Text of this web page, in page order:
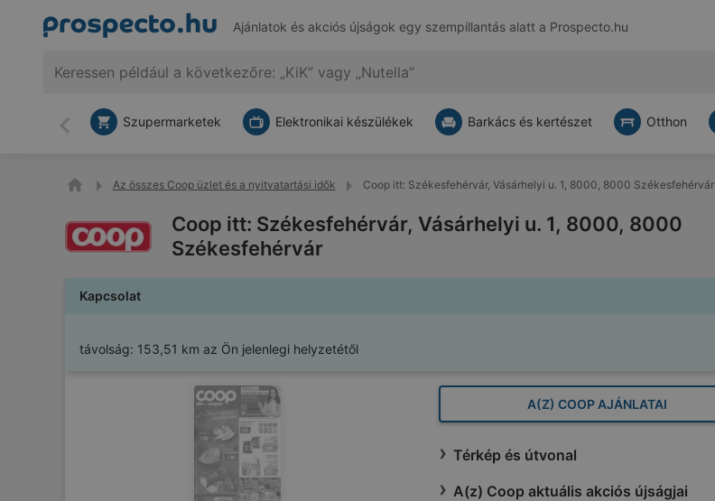
Ajánlatok és akciós újságok egy szempillantás alatt a Prospecto.hu
Vissza
Szupermarketek Elektronikai készülékek Barkács és kertészet Otthon
Az összes Coop üzlet és a nyitvatartási idők Coop itt: Székesfehérvár, Vásárhelyi u. 1, 8000, 8000 Székesfehérvár
Coop itt: Székesfehérvár, Vásárhelyi u. 1, 8000, 8000
Székesfehérvár
Kapcsolat
távolság: 153,51 km az Ön jelenlegi helyzetétől
A(Z) COOP AJÁNLATAI
Térkép és útvonal
A(z) Coop aktuális akciós újságjai